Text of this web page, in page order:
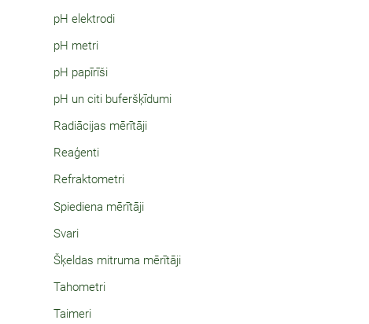
pH elektrodi
pH metri
pH papīrīši
pH un citi buferšķīdumi
Radiācijas mērītāji
Reaģenti
Refraktometri
Spiediena mērītāji
Svari
Šķeldas mitruma mērītāji
Tahometri
Taimeri